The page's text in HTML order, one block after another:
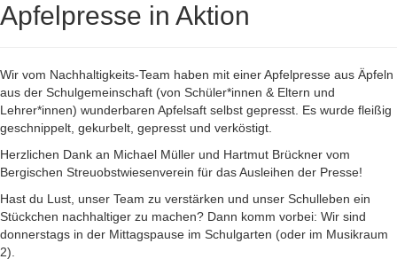
Apfelpresse in Aktion
Wir vom Nachhaltigkeits-Team haben mit einer Apfelpresse aus Äpfeln
aus der Schulgemeinschaft (von Schüler*innen & Eltern und
Lehrer*innen) wunderbaren Apfelsaft selbst gepresst. Es wurde fleißig
geschnippelt, gekurbelt, gepresst und verköstigt.
Herzlichen Dank an Michael Müller und Hartmut Brückner vom
Bergischen Streuobstwiesenverein für das Ausleihen der Presse!
Hast du Lust, unser Team zu verstärken und unser Schulleben ein
Stückchen nachhaltiger zu machen? Dann komm vorbei: Wir sind
donnerstags in der Mittagspause im Schulgarten (oder im Musikraum
2).